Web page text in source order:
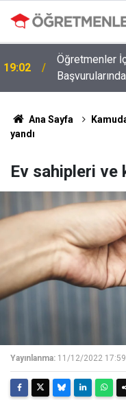
19:02
Öğretmenler
09:01
2026 Atama
Öğretmen
Ana Sayfa
yandı
Ev sahipleri ve
Yayınlanma: 11/12/2022 17:59